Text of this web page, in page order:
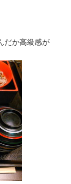
だか高級感が